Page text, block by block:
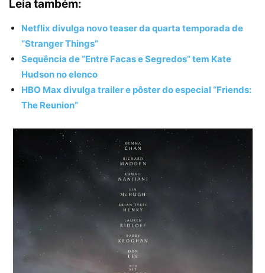
Leia também:
Netflix divulga novo teaser da quarta temporada de
“Stranger Things”
Sequência de “Entre Facas e Segredos” tem Kate
Hudson no elenco
HBO Max divulga trailer e pôster do especial “Friends:
The Reunion”